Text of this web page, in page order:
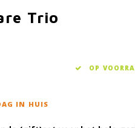
Trio
OP
IN HUIS